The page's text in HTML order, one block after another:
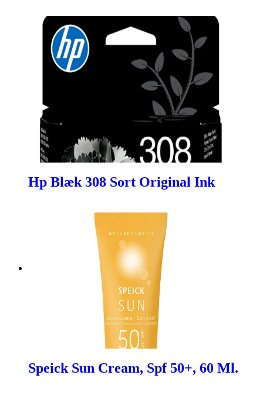
Hp Blæk 308 Sort Original Ink
Speick Sun Cream, Spf 50+, 60 Ml.